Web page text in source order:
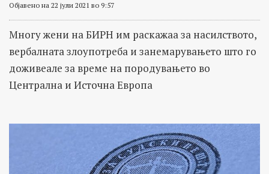
Објавено на 22 јули 2021 во 9:57
Многу жени на БИРН им раскажаа за насилството,
вербалната злоупотреба и занемарувањето што го
доживеале за време на породувањето во
Централна и Источна Европа